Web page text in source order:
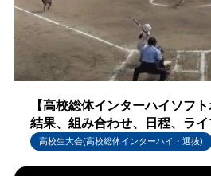
【高校総体インターハイソフ
結果、組み合わせ、日程、ラ
高校生大会(高校総体インターハイ・選抜)